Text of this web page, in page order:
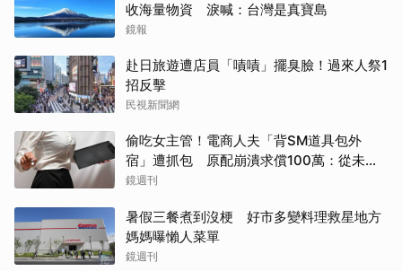
收海量物資 淚喊：台灣是真寶島
鏡報
赴日旅遊遭店員「嘖嘖」擺臭臉！過來人祭1
招反擊
民視新聞網
偷吃女主管！電商人夫「背SM道具包外
宿」遭抓包 原配崩潰求償100萬：從未用
過此類
鏡週刊
暑假三餐煮到沒梗 好市多變料理救星地方
媽媽曝懶人菜單
鏡週刊